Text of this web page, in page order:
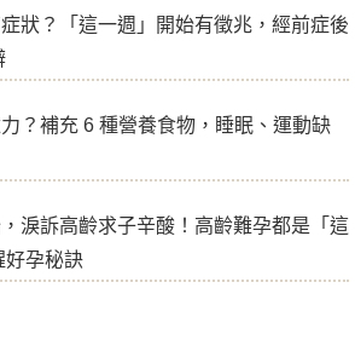
狀？「這一週」開始有徵兆，經前症後
？補充 6 種營養食物，睡眠、運動缺
淚訴高齡求子辛酸！高齡難孕都是「這
好孕秘訣